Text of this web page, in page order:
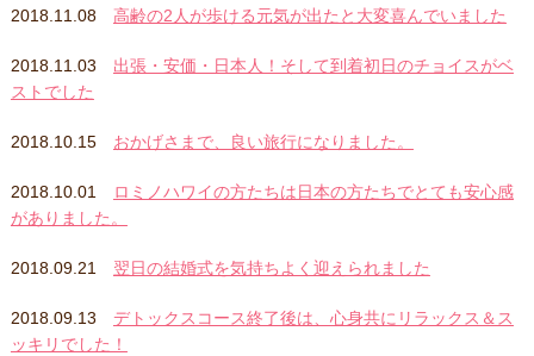
2018.11.08 高齢の2人が歩ける元気が出たと大変喜んでいました
2018.11.03
出張・安価・日本人！そして到着初日のチョイスがベ
ストでした
2018.10.15 おかげさまで、良い旅行になりました。
2018.10.01
ロミノハワイの方たちは日本の方たちでとても安心感
がありました。
2018.09.21 翌日の結婚式を気持ちよく迎えられました
2018.09.13
デトックスコース終了後は、心身共にリラックス＆ス
ッキリでした！